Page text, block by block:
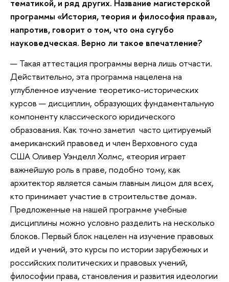
тематикой, и ряд других. Название магистерской
программы «История, теория и философия права»,
напротив, говорит о том, что она сугубо
науковедческая. Верно ли такое впечатление?
— Такая аттестация программы верна лишь отчасти.
Действительно, эта программа нацелена на
углубленное изучение теоретико-исторических
курсов — дисциплин, образующих фундаментальную
компоненту классического юридического
образования. Как точно заметил часто цитируемый
американский правовед и член Верховного суда
США Оливер Уэнделл Холмс, «теория играет
важнейшую роль в праве, подобно тому, как
архитектор является самым главным лицом для всех,
кто принимает участие в строительстве дома».
Предложенные на нашей программе учебные
дисциплины можно условно разделить на несколько
блоков. Первый блок нацелен на изучение правовых
идей и учений, это курсы по истории зарубежных и
российских политических и правовых учений,
философии права, становления и развития идеологии